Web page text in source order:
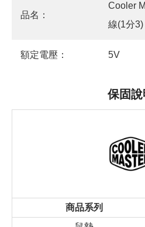
品名：
Cooler
線(1分3)
額定電壓： 5V
保固說
商品系列